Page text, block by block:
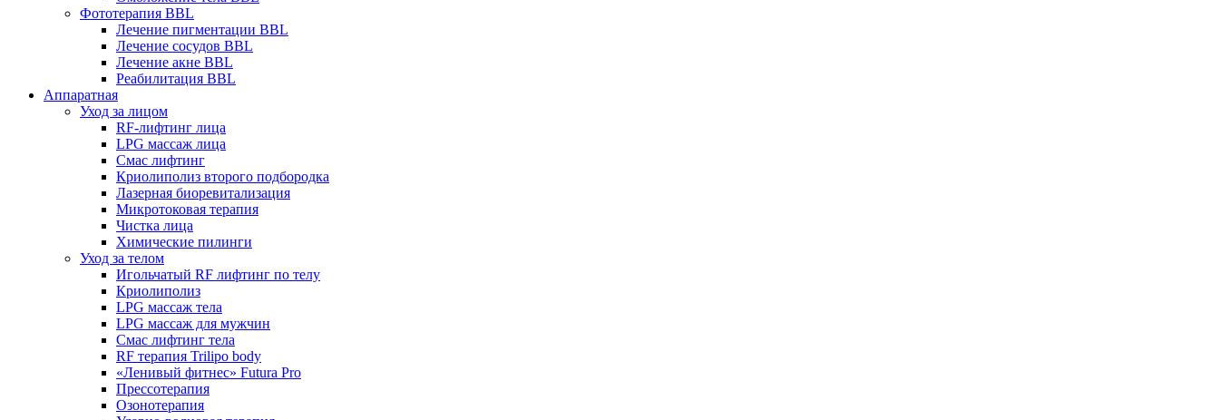
Фототерапия BBL
Лечение пигментации BBL
Лечение сосудов BBL
Лечение акне BBL
Реабилитация BBL
Аппаратная
Уход за лицом
RF-лифтинг лица
LPG массаж лица
Смас лифтинг
Криолиполиз второго подбородка
Лазерная биоревитализация
Микротоковая терапия
Чистка лица
Химические пилинги
Уход за телом
Игольчатый RF лифтинг по телу
Криолиполиз
LPG массаж тела
LPG массаж для мужчин
Смас лифтинг тела
RF терапия Trilipo body
«Ленивый фитнес» Futura Pro
Прессотерапия
Озонотерапия